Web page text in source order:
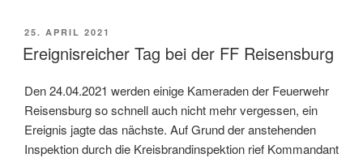
VERÖFFENTLICHT
AM
25. APRIL 2021
Ereignisreicher Tag bei der FF Reisensburg
Den 24.04.2021 werden einige Kameraden der Feuerwehr
Reisensburg so schnell auch nicht mehr vergessen, ein
Ereignis jagte das nächste. Auf Grund der anstehenden
Inspektion durch die Kreisbrandinspektion rief Kommandant